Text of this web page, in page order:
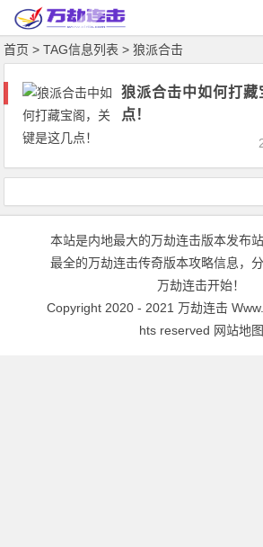
首页 > TAG信息列表 > 狼派合击
狼派合击中如何打藏
点！
本站是内地最大的万劫连击版本发布
最全的万劫连击传奇版本攻略信息，
万劫连击开始！
Copyright 2020 - 2021 万劫连击
hts reserved 网站地图